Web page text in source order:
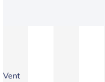
Vent